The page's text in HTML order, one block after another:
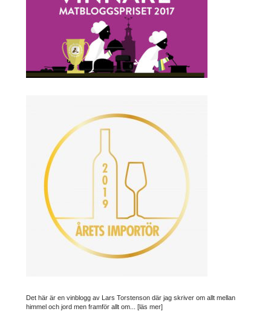
Det här är en vinblogg av Lars Torstenson där jag skriver om allt mellan
himmel och jord men framför allt om... [läs mer]